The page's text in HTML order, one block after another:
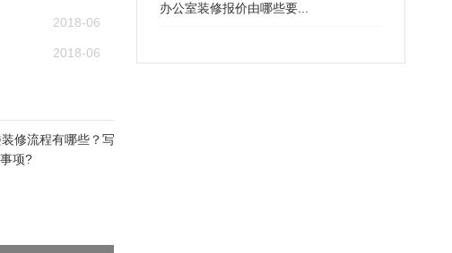
2018-06
2018-06
办公室装修报价由哪些要...